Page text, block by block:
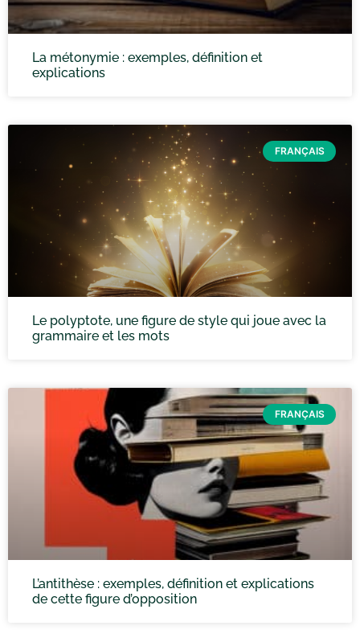
La métonymie : exemples, définition et
explications
FRANÇAIS
Le polyptote, une figure de style qui joue avec la
grammaire et les mots
FRANÇAIS
L’antithèse : exemples, définition et explications
de cette figure d’opposition